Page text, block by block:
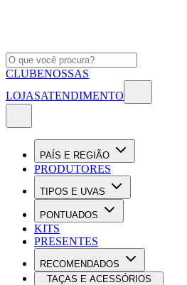
CLUBENOSSAS
LOJASATENDIMENTO
PAÍS E REGIÃO
PRODUTORES
TIPOS E UVAS
PONTUADOS
KITS
PRESENTES
RECOMENDADOS
TAÇAS E ACESSÓRIOS